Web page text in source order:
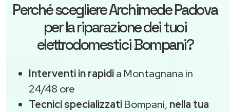
Perché scegliereArchimede Padova
per la riparazione dei tuoi
elettrodomestici Bompani?
Interventi in rapidia Montagnana in
24/48 ore
Tecnici specializzatiBompani, nella tua